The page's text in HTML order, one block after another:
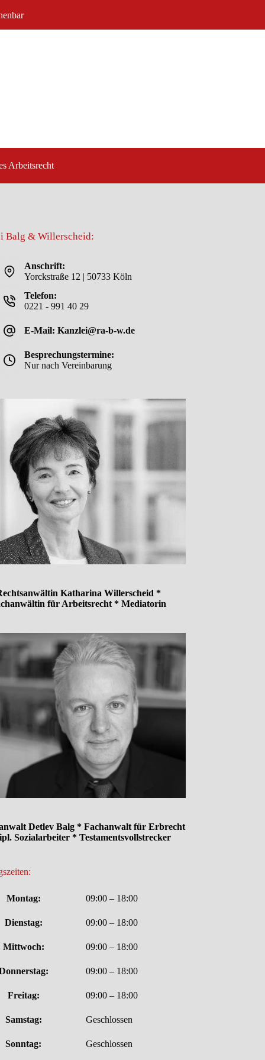
Arbeitsrecht
Balg & Willerscheid:
Anschrift:
Yorckstraße 12 | 50733 Köln
Telefon:
0221 - 991 40 29
E-Mail: Kanzlei@ra-b-w.de
Besprechungstermine:
Nur nach Vereinbarung
Katharina Willerscheid *
für Arbeitsrecht * Mediatorin
Detlev Balg * Fachanwalt für Erbrecht
Sozialarbeiter * Testamentsvollstrecker
Montag: 09:00 – 18:00
Dienstag: 09:00 – 18:00
Mittwoch: 09:00 – 18:00
09:00 – 18:00
Freitag: 09:00 – 18:00
Samstag: Geschlossen
Sonntag: Geschlossen